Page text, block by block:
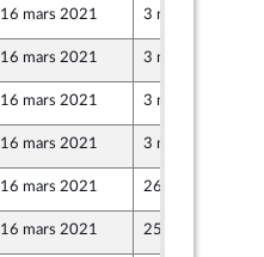
16 mars 2021 3 mars 2021
16 mars 2021 3 mars 2021
16 mars 2021 3 mars 2021
16 mars 2021 3 mars 2021
16 mars 2021 26 février 2021
16 mars 2021 25 février 2021